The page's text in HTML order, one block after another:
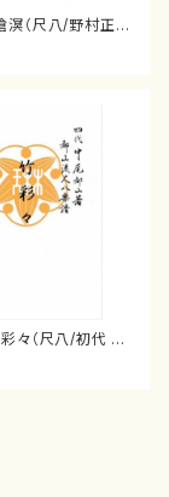
（尺八/野村正
譜）都山流公刊
々（尺八/初代 山
山式譜）都山流
:566